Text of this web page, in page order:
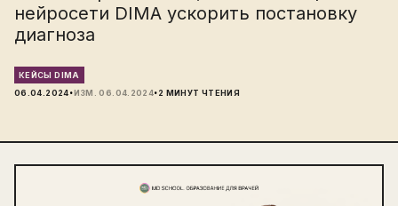
нейросети DIMA ускорить постановку
диагноза
КЕЙСЫ DIMA
06.04.2024·ИЗМ.06.04.2024·2 МИНУТ ЧТЕНИЯ